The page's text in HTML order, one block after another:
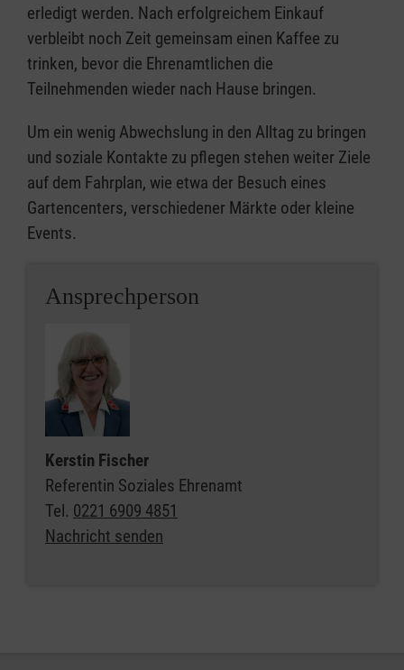
erledigt werden. Nach erfolgreichem Einkauf
verbleibt noch Zeit gemeinsam einen Kaffee zu
trinken, bevor die Ehrenamtlichen die
Teilnehmenden wieder nach Hause bringen.
Um ein wenig Abwechslung in den Alltag zu bringen
und soziale Kontakte zu pflegen stehen weiter Ziele
auf dem Fahrplan, wie etwa der Besuch eines
Gartencenters, verschiedener Märkte oder kleine
Events.
Ansprechperson
Kerstin Fischer
Referentin Soziales Ehrenamt
Tel. 0221 6909 4851
Nachricht senden